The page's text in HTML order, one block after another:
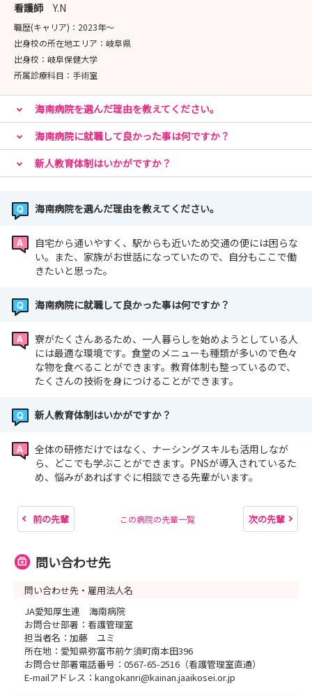
看護師 Y.N
職歴(キャリア)： 2023年〜
出身校の所在地エリア： 岐阜県
出身校： 岐阜保健大学
所属診療科目： 手術室
海南病院を選んだ理由を教えてください。
海南病院に就職して良かった事は何ですか？
新人教育体制はいかがですか？
海南病院を選んだ理由を教えてください。
自宅から通いやすく、駅からも近いため交通の便には困らな
い。また、家族がお世話になっていたので、自分もここで働
きたいと思った。
海南病院に就職して良かった事は何ですか？
寮がたくさんあるため、一人暮らしを始めようとしている人
には最適な環境です。食堂のメニューも種類が多いので色々
な物を食べることができます。教育体制も整っているので、
たくさんの技術を身につけることができます。
新人教育体制はいかがですか？
全体の研修だけではなく、ナーシングスキルも活用しなが
ら、どこでも学ぶことができます。PNSが導入されているた
め、悩みがあればすぐに相談できる先輩がいます。
前の先輩 この病院の先輩一覧 次の先輩
問い合わせ先
問い合わせ先・雇用法人名
JA愛知厚生連 海南病院
お問合せ部署：看護管理室
担当者名：加藤 ユミ
所在地：愛知県弥富市前ケ須町南本田396
お問合せ部署電話番号：0567-65-2516（看護管理室直通）
E-mailアドレス：kangokanri@kainan.jaaikosei.or.jp